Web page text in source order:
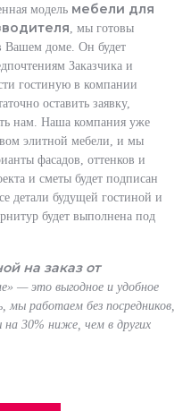
модель мебели для
, мы готовы
Вашем доме. Он будет
Заказчика и
гостиную в компании
оставить заявку,
нам. Наша компания уже
элитной мебели, и мы
фасадов, оттенков и
и сметы будет подписан
детали будущей гостиной и
будет выполнена под
на заказ от
— это выгодное и удобное
мы работаем без посредников,
на 30% ниже, чем в других